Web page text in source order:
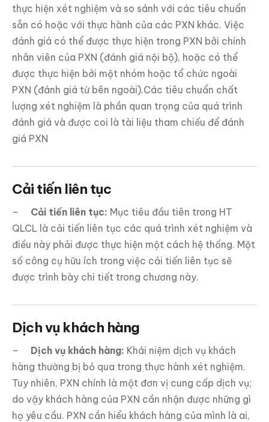
thực hiện xét nghiệm và so sánh với các tiêu chuẩn
sẵn có hoặc với thực hành của các PXN khác. Việc
đánh giá có thể được thực hiện trong PXN bởi chính
nhân viên của PXN (đánh giá nội bộ), hoặc có thể
được thực hiện bởi một nhóm hoặc tổ chức ngoài
PXN (đánh giá từ bên ngoài).Các tiêu chuẩn chất
lượng xét nghiệm là phần quan trọng của quá trình
đánh giá và được coi là tài liệu tham chiếu để đánh
giá PXN
Cải tiến liên tục
– Cải tiến liên tục: Mục tiêu đầu tiên trong HT
QLCL là cải tiến liên tục các quá trình xét nghiệm và
điều này phải được thực hiện một cách hệ thống. Một
số công cụ hữu ích trong việc cải tiến liên tục sẽ
được trình bày chi tiết trong chương này.
Dịch vụ khách hàng
– Dịch vụ khách hàng: Khái niệm dịch vụ khách
hàng thường bị bỏ qua trong thực hành xét nghiệm.
Tuy nhiên, PXN chính là một đơn vị cung cấp dịch vụ;
do vậy khách hàng của PXN cần nhận được những gì
họ yêu cầu. PXN cần hiểu khách hàng của mình là ai,